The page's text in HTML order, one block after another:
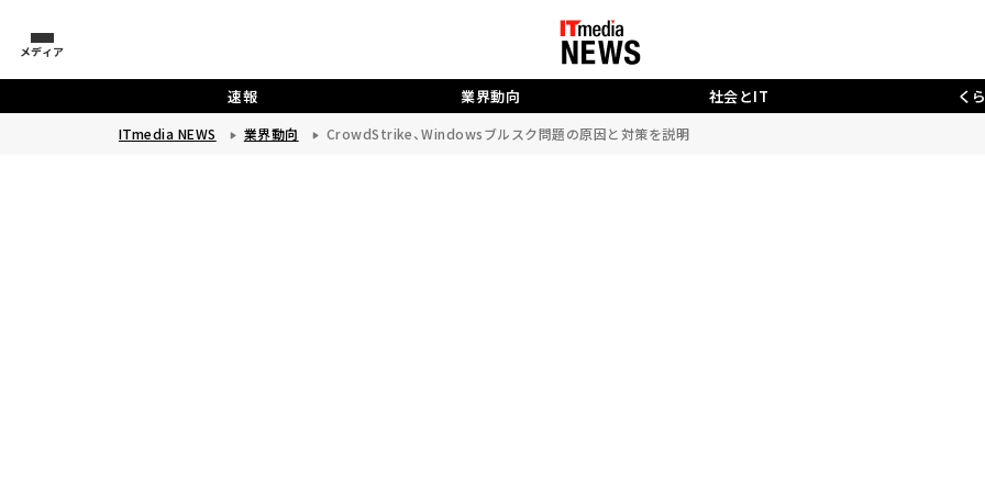
メディア
速報 業界動向 社会とIT く
ITmedia NEWS 業界動向 CrowdStrike、Windowsブルスク問題の原因と対策を説明